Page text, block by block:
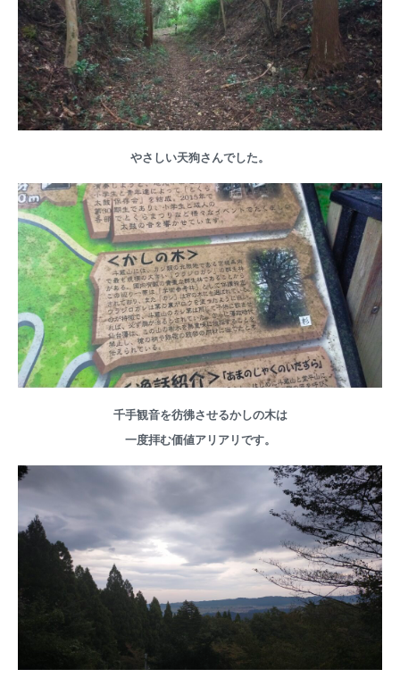
やさしい天狗さんでした。
千手観音を彷彿させるかしの木は
一度拝む価値アリアリです。